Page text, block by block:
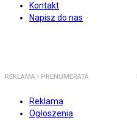
Kontakt
Napisz do nas
REKLAMA I PRENUMERATA
Reklama
Ogłoszenia